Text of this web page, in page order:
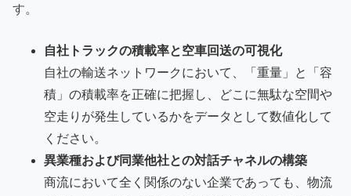
す。
自社トラックの積載率と空車回送の可視化
自社の輸送ネットワークにおいて、「重量」と「容
積」の積載率を正確に把握し、どこに無駄な空間や
空走りが発生しているかをデータとして数値化して
ください。
異業種および同業他社との対話チャネルの構築
商流において全く関係のない企業であっても、物流